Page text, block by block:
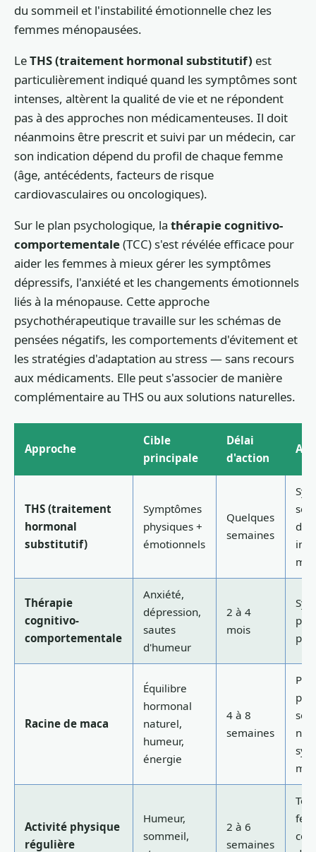
du sommeil et l'instabilité émotionnelle chez les
femmes ménopausées.
LeTHS (traitement hormonal substitutif) est
particulièrement indiqué quand les symptômes sont
intenses, altèrent la qualité de vie et ne répondent
pas à des approches non médicamenteuses. Il doit
néanmoins être prescrit et suivi par un médecin, car
son indication dépend du profil de chaque femme
(âge, antécédents, facteurs de risque
cardiovasculaires ou oncologiques).
Sur le plan psychologique, la thérapie cognitivo-
comportementale(TCC) s'est révélée efficace pour
aider les femmes à mieux gérer les symptômes
dépressifs, l'anxiété et les changements émotionnels
liés à la ménopause. Cette approche
psychothérapeutique travaille sur les schémas de
pensées négatifs, les comportements d'évitement et
les stratégies d'adaptation au stress — sans recours
aux médicaments. Elle peut s'associer de manière
complémentaire au THS ou aux solutions naturelles.
Approche
Cible
principale
Délai
d'action
THS (traitement
hormonal
substitutif)
Symptômes
physiques +
émotionnels
Quelques
semaines
de
Thérapie
cognitivo-
comportementale
Anxiété,
dépression,
sautes
d'humeur
2 à 4
mois
Racine de maca
Équilibre
hormonal
naturel,
humeur,
énergie
4 à 8
semaines
Activité physique
régulière
Humeur,
sommeil,
2 à 6
semaines